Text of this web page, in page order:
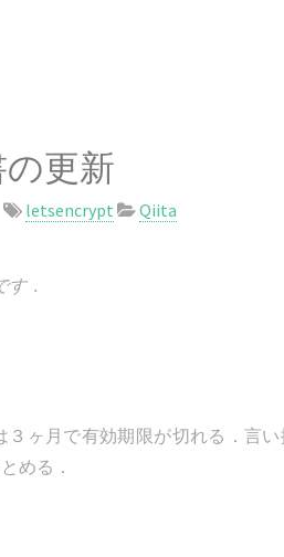
の更新
letsencrypt Qiita
．
３ヶ月で有効期限が切れる．言
める．